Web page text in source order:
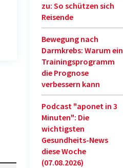
zu: So schützen sich
Reisende
Bewegung nach
Darmkrebs: Warum ein
Trainingsprogramm
die Prognose
verbessern kann
Podcast "aponet in 3
Minuten": Die
wichtigsten
Gesundheits-News
diese Woche
(07.08.2026)